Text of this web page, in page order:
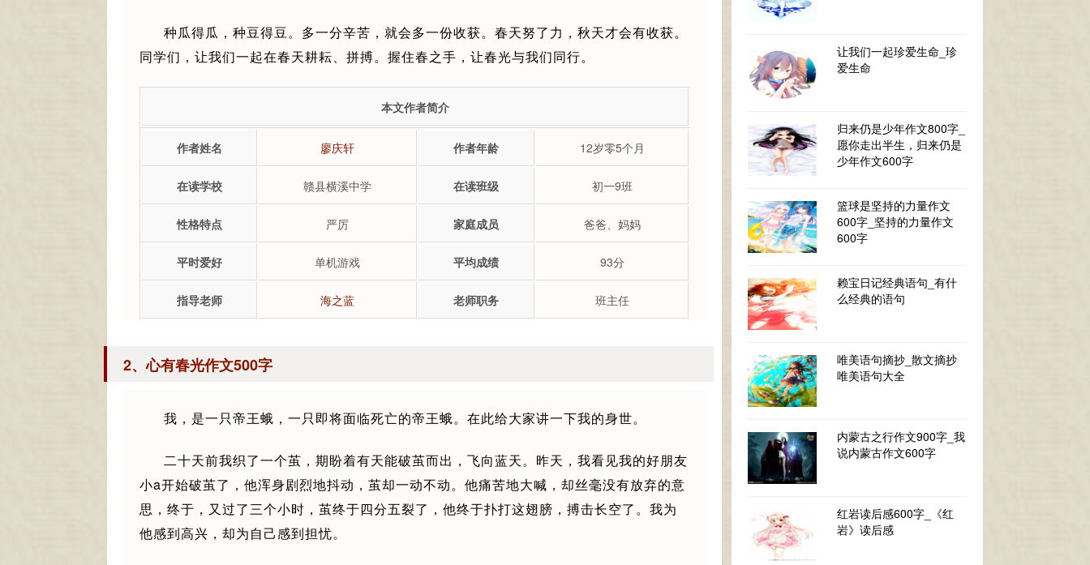
种瓜得瓜，种豆得豆。多一分辛苦，就会多一份收获。春天努了力，秋天才会有收获。
同学们，让我们一起在春天耕耘、拼搏。握住春之手，让春光与我们同行。
本文作者简介
作者姓名 廖庆轩 作者年龄 12岁零5个月
在读学校 赣县横溪中学 在读班级 初一9班
性格特点 严厉 家庭成员 爸爸、妈妈
平时爱好 单机游戏 平均成绩 93分
指导老师 海之蓝 老师职务 班主任
2、心有春光作文500字
我，是一只帝王蛾，一只即将面临死亡的帝王蛾。在此给大家讲一下我的身世。
二十天前我织了一个茧，期盼着有天能破茧而出，飞向蓝天。昨天，我看见我的好朋友
小a开始破茧了，他浑身剧烈地抖动，茧却一动不动。他痛苦地大喊，却丝毫没有放弃的意
思，终于，又过了三个小时，茧终于四分五裂了，他终于扑打这翅膀，搏击长空了。我为
他感到高兴，却为自己感到担忧。
让我们一起珍爱生命_珍
爱生命
归来仍是少年作文800字_
愿你走出半生，归来仍是
少年作文600字
篮球是坚持的力量作文
600字_坚持的力量作文
600字
赖宝日记经典语句_有什
么经典的语句
唯美语句摘抄_散文摘抄
唯美语句大全
内蒙古之行作文900字_我
说内蒙古作文600字
红岩读后感600字_《红
岩》读后感